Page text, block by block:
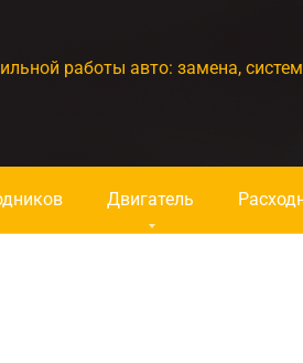
работы авто: замена,
Двигатель